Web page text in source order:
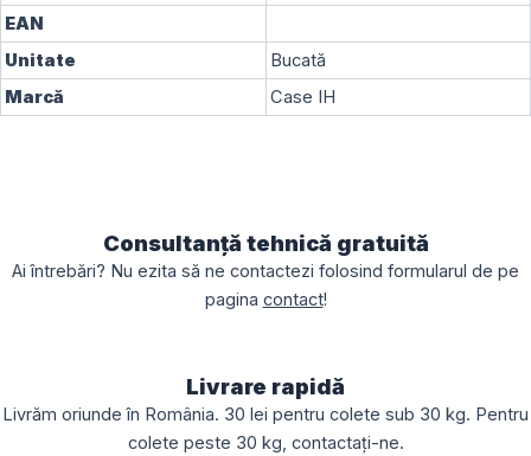
EAN
Unitate
Bucată
Marcă
Case IH
Consultanță tehnică gratuită
Ai întrebări? Nu ezita să ne contactezi folosind formularul de pe
pagina contact!
Livrare rapidă
Livrăm oriunde în România. 30 lei pentru colete sub 30 kg. Pentru
colete peste 30 kg, contactați-ne.